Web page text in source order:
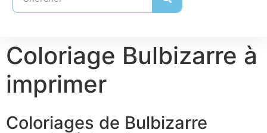
Coloriage Bulbizarre à
imprimer
Coloriages de Bulbizarre